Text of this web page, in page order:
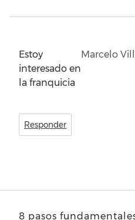
Marcelo
Estoy
interesado en
la franquicia
Responder
8 pasos